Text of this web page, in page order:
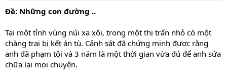
Ðề: Những con đường ..
Tại một tỉnh vùng núi xa xôi, trong một thị trấn nhỏ có một
chàng trai bị kết án tù. Cảnh sát đã chứng minh được rằng
anh đã phạm tội và 3 năm là một thời gian vừa đủ để anh sửa
chữa lại mọi chuyện.